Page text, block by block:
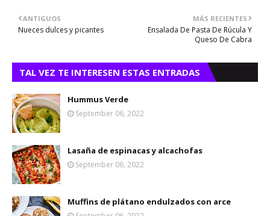
MÁS RECIENTES
Ensalada De Pasta De Rúcula Y
Queso De Cabra
ANTIGUOS
Nueces dulces y picantes
TAL VEZ TE INTERESEN ESTAS ENTRADAS
Hummus Verde
September 06, 2022
Lasaña de espinacas y alcachofas
September 06, 2022
Muffins de plátano endulzados con arce